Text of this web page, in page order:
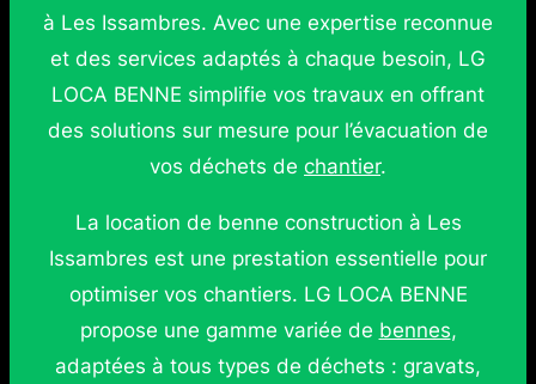
à Les Issambres. Avec une expertise reconnue
et des services adaptés à chaque besoin, LG
LOCA BENNE simplifie vos travaux en offrant
des solutions sur mesure pour l’évacuation de
vos déchets de chantier.
La location de benne construction à Les
Issambres est une prestation essentielle pour
optimiser vos chantiers. LG LOCA BENNE
propose une gamme variée de bennes,
adaptées à tous types de déchets : gravats,